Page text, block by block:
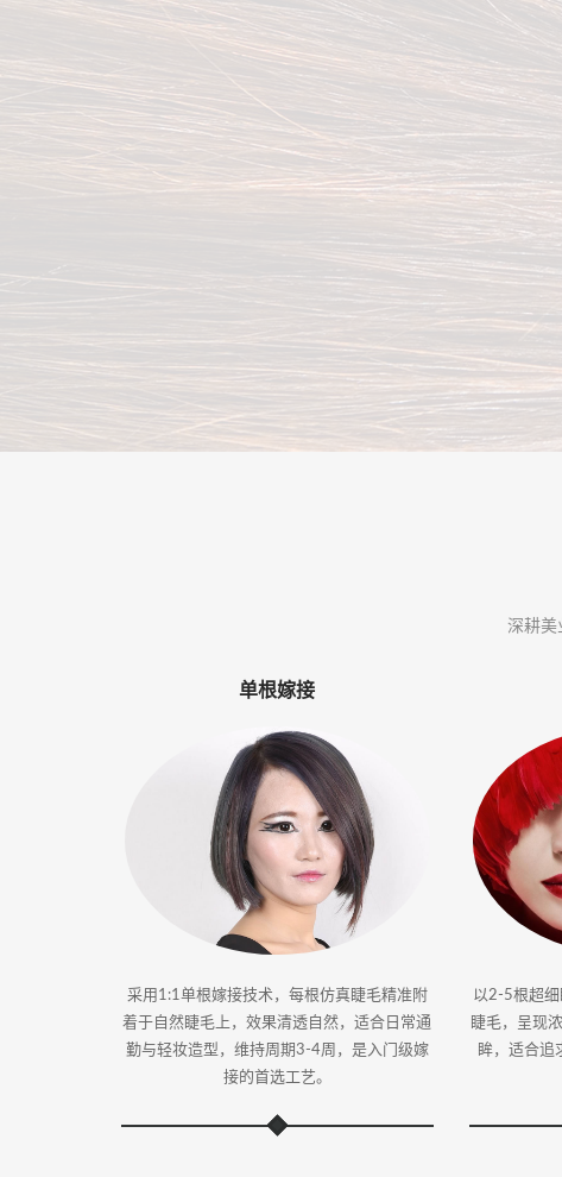
接
求，效果自然持久3-
深耕美
单根嫁接
采用1:1单根嫁接技术，每根仿真睫毛精准附
着于自然睫毛上，效果清透自然，适合日常通
勤与轻妆造型，维持周期3-4周，是入门级嫁
接的首选工艺。
以2-5根超
睫毛，呈现
眸，适合追